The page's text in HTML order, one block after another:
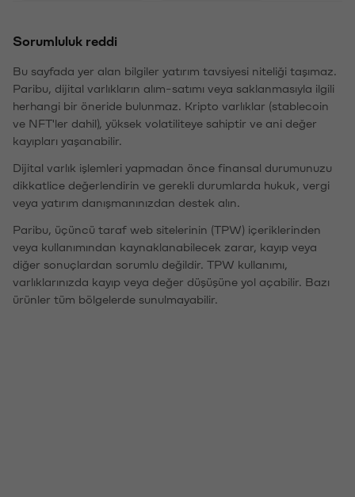
Sorumluluk reddi
Bu sayfada yer alan bilgiler yatırım tavsiyesi niteliği taşımaz.
Paribu, dijital varlıkların alım-satımı veya saklanmasıyla ilgili
herhangi bir öneride bulunmaz. Kripto varlıklar (stablecoin
ve NFT'ler dahil), yüksek volatiliteye sahiptir ve ani değer
kayıpları yaşanabilir.
Dijital varlık işlemleri yapmadan önce finansal durumunuzu
dikkatlice değerlendirin ve gerekli durumlarda hukuk, vergi
veya yatırım danışmanınızdan destek alın.
Paribu, üçüncü taraf web sitelerinin (TPW) içeriklerinden
veya kullanımından kaynaklanabilecek zarar, kayıp veya
diğer sonuçlardan sorumlu değildir. TPW kullanımı,
varlıklarınızda kayıp veya değer düşüşüne yol açabilir. Bazı
ürünler tüm bölgelerde sunulmayabilir.